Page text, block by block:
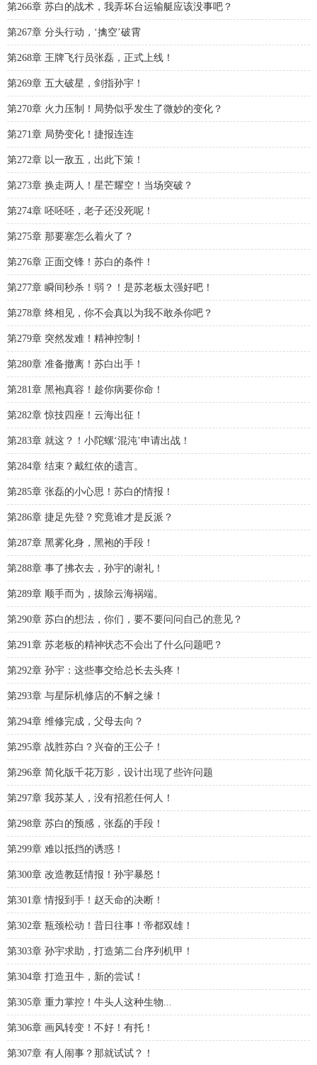
第266章 苏白的战术，我弄坏台运输艇应该没事吧？
第267章 分头行动，‘擒空’破霄
第268章 王牌飞行员张磊，正式上线！
第269章 五大破星，剑指孙宇！
第270章 火力压制！局势似乎发生了微妙的变化？
第271章 局势变化！捷报连连
第272章 以一敌五，出此下策！
第273章 换走两人！星芒耀空！当场突破？
第274章 呸呸呸，老子还没死呢！
第275章 那要塞怎么着火了？
第276章 正面交锋！苏白的条件！
第277章 瞬间秒杀！弱？！是苏老板太强好吧！
第278章 终相见，你不会真以为我不敢杀你吧？
第279章 突然发难！精神控制！
第280章 准备撤离！苏白出手！
第281章 黑袍真容！趁你病要你命！
第282章 惊技四座！云海出征！
第283章 就这？！小陀螺‘混沌’申请出战！
第284章 结束？戴红依的遗言。
第285章 张磊的小心思！苏白的情报！
第286章 捷足先登？究竟谁才是反派？
第287章 黑雾化身，黑袍的手段！
第288章 事了拂衣去，孙宇的谢礼！
第289章 顺手而为，拔除云海祸端。
第290章 苏白的想法，你们，要不要问问自己的意见？
第291章 苏老板的精神状态不会出了什么问题吧？
第292章 孙宇：这些事交给总长去头疼！
第293章 与星际机修店的不解之缘！
第294章 维修完成，父母去向？
第295章 战胜苏白？兴奋的王公子！
第296章 简化版千花万影，设计出现了些许问题
第297章 我苏某人，没有招惹任何人！
第298章 苏白的预感，张磊的手段！
第299章 难以抵挡的诱惑！
第300章 改造教廷情报！孙宇暴怒！
第301章 情报到手！赵天命的决断！
第302章 瓶颈松动！昔日往事！帝都双雄！
第303章 孙宇求助，打造第二台序列机甲！
第304章 打造丑牛，新的尝试！
第305章 重力掌控！牛头人这种生物...
第306章 画风转变！不好！有托！
第307章 有人闹事？那就试试？！